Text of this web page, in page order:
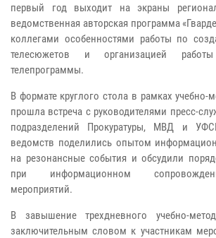
первый год выходит на экраны
ведомственная авторская программа
коллегами особенностями работы по
телесюжетов и организацией
телепрограммы.
В формате круглого стола в рамках учебно-
прошла встреча с руководителями пресс-
подразделений Прокуратуры, МВД и
ведомств поделились опытом
на резонансные события и обсудили
при информационном
мероприятий.
В завышение трехдневного учебно-
заключительным словом к участникам